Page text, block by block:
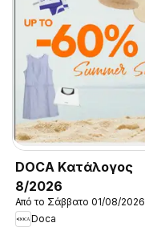
DOCA Kατάλογος
8/2026
Από το Σάββατο 01/08/2026
Doca